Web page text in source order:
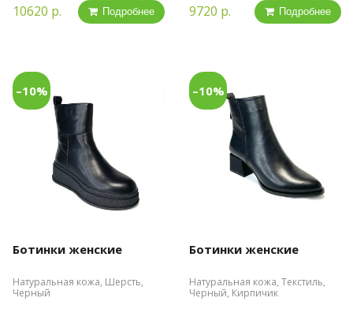
10620 р. Подробнее 9720 р. Подробнее
–10%
Ботинки женские
Натуральная кожа, Шерсть,
Черный
–10%
Ботинки женские
Натуральная кожа, Текстиль,
Черный, Кирпичик